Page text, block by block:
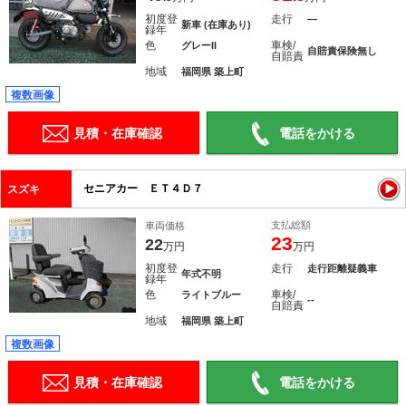
初度登
録年
新車 (在庫あり) 走行 ―
色 グレーII
車検/
自賠責 自賠責保険無し
地域 福岡県 築上町
複数画像
見積・在庫確認 電話をかける
スズキ セニアカー ＥＴ４Ｄ７
車両価格
22万円
支払総額
23万円
初度登
録年
年式不明 走行 走行距離疑義車
色 ライトブルー
車検/
自賠責 --
地域 福岡県 築上町
複数画像
見積・在庫確認 電話をかける